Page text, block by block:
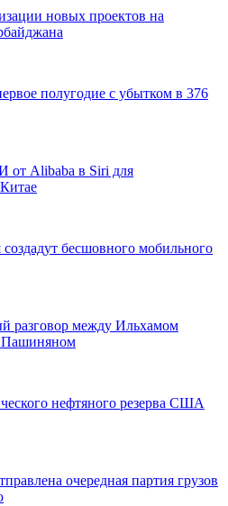
новых проектов на
полугодие с убытком в 376
от Alibaba в Siri для
бесшовного мобильного
разговор между Ильхамом
нефтяного резерва США
очередная партия грузов